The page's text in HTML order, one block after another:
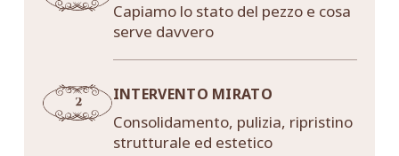
Capiamo lo stato del pezzo e cosa
serve davvero
INTERVENTO MIRATO
Consolidamento, pulizia, ripristino
strutturale ed estetico